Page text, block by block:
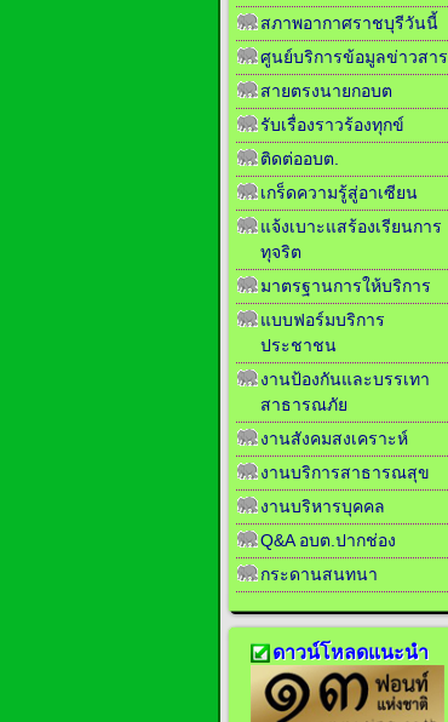
สภาพอากาศราชบุรีวันนี้
ศูนย์บริการข้อมูลข่าวสาร
สายตรงนายกอบต
รับเรื่องราวร้องทุกข์
ติดต่ออบต.
เกร็ดความรู้สู่อาเซียน
แจ้งเบาะแสร้องเรียนการ
ทุจริต
มาตรฐานการให้บริการ
แบบฟอร์มบริการ
ประชาชน
งานป้องกันและบรรเทา
สาธารณภัย
งานสังคมสงเคราะห์
งานบริการสาธารณสุข
งานบริหารบุคคล
Q&A อบต.ปากช่อง
กระดานสนทนา
ดาวน์โหลดแนะนำ